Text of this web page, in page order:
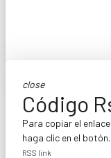
close
Código
Para copiar el
haga clic en el botón.
RSS link